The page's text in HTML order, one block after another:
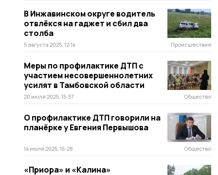
В Инжавинском округе водитель
отвлёкся на гаджет и сбил два
столба
5 августа 2025, 12:14 Происшествие
Меры по профилактике ДТП с
участием несовершеннолетних
усилят в Тамбовской области
20 июля 2025, 15:37 Общество
О профилактике ДТП говорили на
планёрке у Евгения Первышова
14 июля 2025, 16:28 Общество
«Приора» и «Калина»